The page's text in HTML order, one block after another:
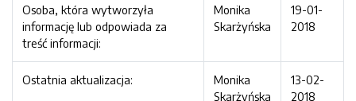
Osoba, która wytworzyła
informację lub odpowiada za
treść informacji:
Monika
Skarżyńska
19-01-
2018
Ostatnia aktualizacja:
Monika
Skarżyńska
13-02-
2018